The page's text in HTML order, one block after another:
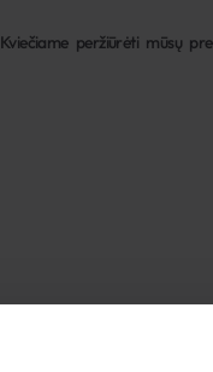
Kviečiame peržiūrėti mūsų